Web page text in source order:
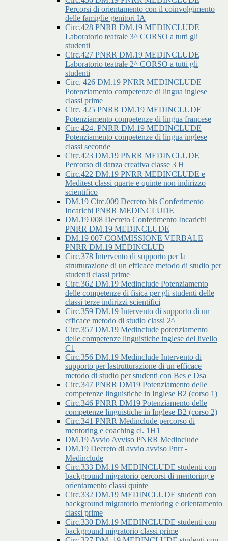
Percorsi di orientamento con il coinvolgimento
delle famiglie genitori IA
Circ.428 PNRR DM.19 MEDINCLUDE
Laboratorio teatrale 3^ CORSO a tutti gli
studenti
Circ.427 PNRR DM.19 MEDINCLUDE
Laboratorio teatrale 2^ CORSO a tutti gli
studenti
Circ. 426 DM.19 PNRR MEDINCLUDE
Potenziamento competenze di lingua inglese
classi prime
Circ. 425 PNRR DM.19 MEDINCLUDE
Potenziamento competenze di lingua francese
Circ 424. PNRR DM.19 MEDINCLUDE
Potenziamento competenze di lingua inglese
classi seconde
Circ.423 DM.19 PNRR MEDINCLUDE
Percorso di danza creativa classe 3 H
Circ.422 DM.19 PNRR MEDINCLUDE e
Meditest classi quarte e quinte non indirizzo
scientifico
DM.19 Circ.009 Decreto bis Conferimento
Incarichi PNRR MEDINCLUDE
DM.19 008 Decreto Conferimento Incarichi
PNRR DM.19 MEDINCLUDE
DM.19 007 COMMISSIONE VERBALE
PNRR DM.19 MEDINCLUD
Circ.378 Intervento di supporto per la
strutturazione di un efficace metodo di studio per
studenti classi prime
Circ.362 DM.19 Medinclude Potenziamento
delle competenze di fisica per gli studenti delle
classi terze indirizzi scientifici
Circ.359 DM.19 Intervento di supporto di un
efficace metodo di studio classi 2^
Circ.357 DM.19 Medinclude potenziamento
delle competenze linguistiche inglese del livello
C1
Circ.356 DM.19 Medinclude Intervento di
supporto per lastrutturazione di un efficace
metodo di studio per studenti con Bes e Dsa
Circ.347 PNRR DM19 Potenziamento delle
competenze linguistiche in Inglese B2 (corso 1)
Circ.346 PNRR DM19 Potenziamento delle
competenze linguistiche in Inglese B2 (corso 2)
Circ.341 PNRR Medinclude percorso di
mentoring e coaching cl. 1H1
DM.19 Avvio Avviso PNRR Medinclude
DM.19 Decreto di avvio avviso Pnrr -
Medinclude
Circ.333 DM.19 MEDINCLUDE studenti con
background migratorio percorsi di mentoring e
orientamento classi quinte
Circ.332 DM.19 MEDINCLUDE studenti con
background migratorio mentoring e orientamento
classi prime
Circ.330 DM.19 MEDINCLUDE studenti con
background migratorio classi prime